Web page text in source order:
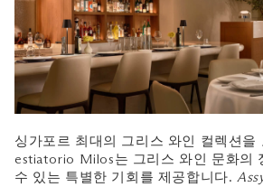
싱가포르 최대의 그리스 와인 컬렉션을
estiatorio Milos는 그리스 와인 문화의
수 있는 특별한 기회를 제공합니다.